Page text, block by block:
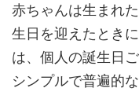
赤ちゃんは生まれ
生日を迎えたとき
は、個人の誕生日
シンプルで普遍的な